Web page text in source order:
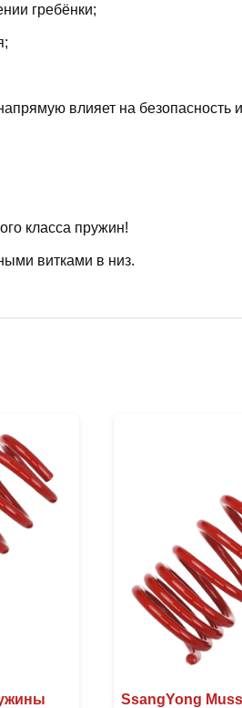
гребёнки;
влияет на безопасность
класса пружин!
витками в низ.
SsangYong